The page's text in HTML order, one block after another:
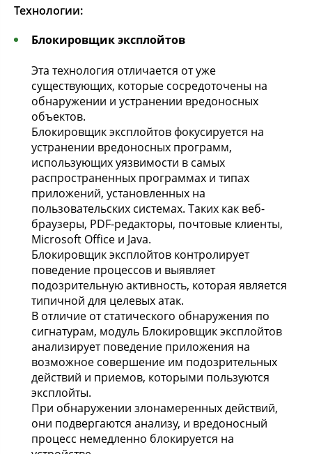
Технологии:
Блокировщик эксплойтов
Эта технология отличается от уже
существующих, которые сосредоточены на
обнаружении и устранении вредоносных
объектов.
Блокировщик эксплойтов фокусируется на
устранении вредоносных программ,
использующих уязвимости в самых
распространенных программах и типах
приложений, установленных на
пользовательских системах. Таких как веб-
браузеры, PDF-редакторы, почтовые клиенты,
Microsoft Office и Java.
Блокировщик эксплойтов контролирует
поведение процессов и выявляет
подозрительную активность, которая является
типичной для целевых атак.
В отличие от статического обнаружения по
сигнатурам, модуль Блокировщик эксплойтов
анализирует поведение приложения на
возможное совершение им подозрительных
действий и приемов, которыми пользуются
эксплойты.
При обнаружении злонамеренных действий,
они подвергаются анализу, и вредоносный
процесс немедленно блокируется на